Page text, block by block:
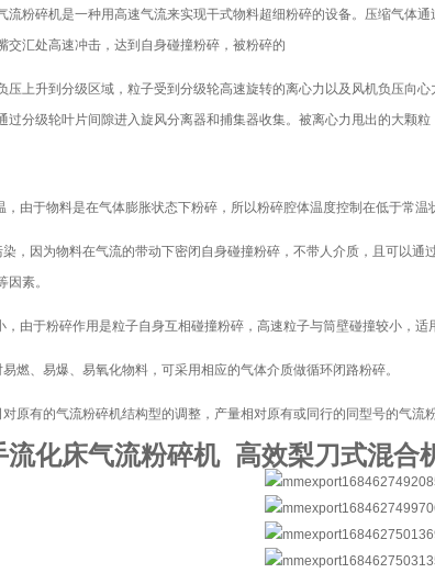
流粉碎机是一种用高速气流来实现干式物料超细粉碎的设备。压缩气体
交汇处高速冲击，达到自身碰撞粉碎，被粉碎的
压上升到分级区域，粒子受到分级轮高速旋转的离心力以及风机负压向
过分级轮叶片间隙进入旋风分离器和捕集器收集。被离心力甩出的大颗粒
，由于物料是在气体膨胀状态下粉碎，所以粉碎腔体温度控制在低于常温
，因为物料在气流的带动下密闭自身碰撞粉碎，不带人介质，且可以通
因素。
，由于粉碎作用是粒子自身互相碰撞粉碎，高速粒子与筒壁碰撞较小，适
燃、易爆、易氧化物料，可采用相应的气体介质做循环闭路粉碎。
原有的气流粉碎机结构型的调整，产量相对原有或同行的同型号的气流
流化床气流粉碎机 高效梨刀式混合